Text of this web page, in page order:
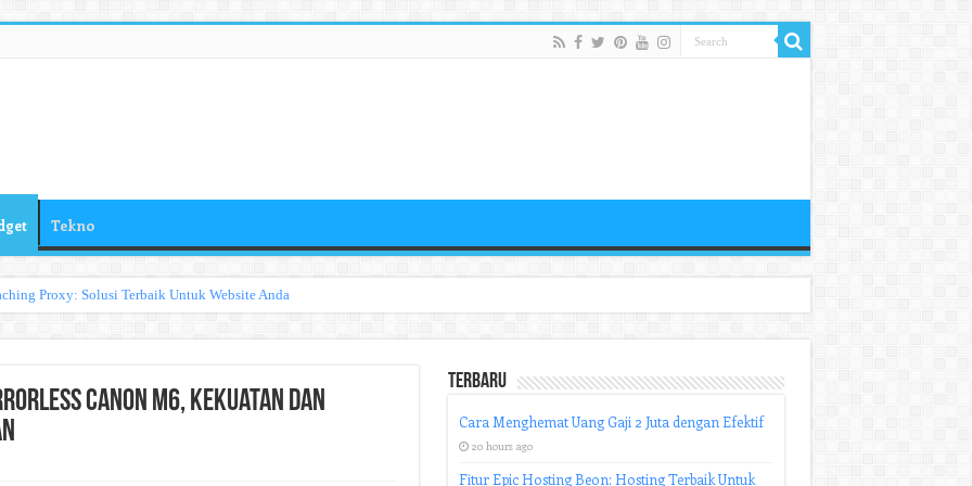
Tekno
Proxy: Solusi Terbaik Untuk Website Anda
Canon M6, Kekuatan dan
Terbaru
Cara Menghemat Uang Gaji 2 Juta dengan Efektif
20 hours ago
Fitur Epic Hosting Beon: Hosting Terbaik Untuk